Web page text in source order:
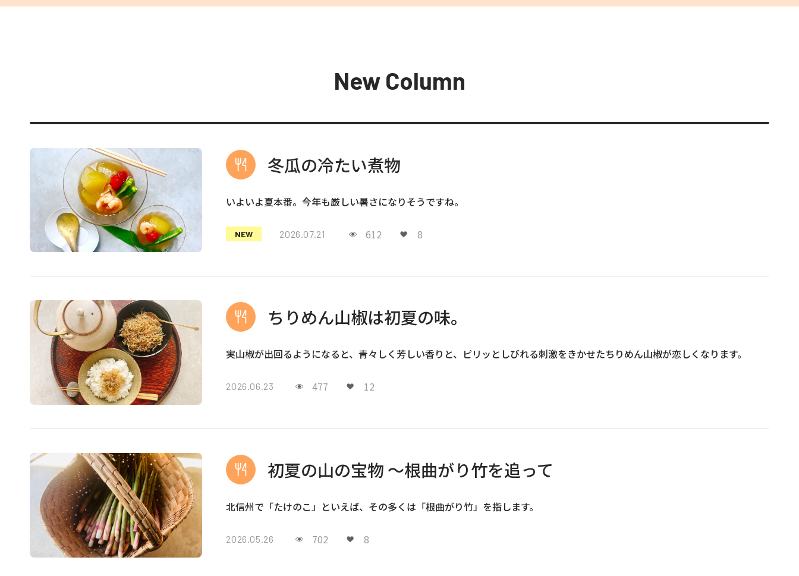
New Column
冬瓜の冷たい煮物
いよいよ夏本番。今年も厳しい暑さになりそうですね。
NEW 2026.07.21 612 8
ちりめん山椒は初夏の味。
実山椒が出回るようになると、青々しく芳しい香りと、ピリッとしびれる刺激をきかせたちりめん山椒が恋しくなります。
2026.06.23 477 12
初夏の山の宝物 〜根曲がり竹を追って
北信州で「たけのこ」といえば、その多くは「根曲がり竹」を指します。
2026.05.26 702 8